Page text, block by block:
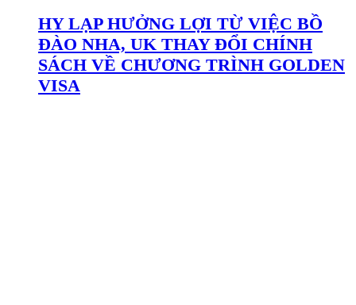
HY LẠP HƯỞNG LỢI TỪ VIỆC BỒ
ĐÀO NHA, UK THAY ĐỔI CHÍNH
SÁCH VỀ CHƯƠNG TRÌNH GOLDEN
VISA